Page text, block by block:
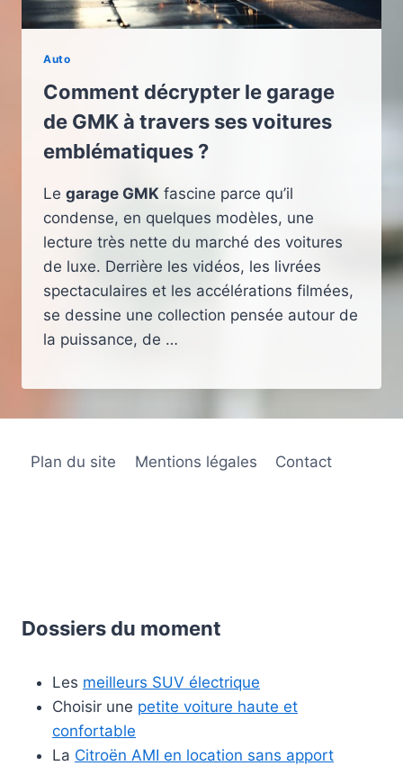
Auto
Comment décrypter le garage
de GMK à travers ses voitures
emblématiques ?
Le garage GMK fascine parce qu’il
condense, en quelques modèles, une
lecture très nette du marché des voitures
de luxe. Derrière les vidéos, les livrées
spectaculaires et les accélérations filmées,
se dessine une collection pensée autour de
la puissance, de …
Plan du site Mentions légales Contact
Dossiers du moment
Les meilleurs SUV électrique
Choisir une petite voiture haute et
confortable
La Citroën AMI en location sans apport